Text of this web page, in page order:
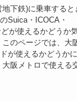
下鉄)に乗車すると
Suica・ICOCA・
が使えるかどうか
のページでは、大
が使えるかどうか
阪メトロで使える